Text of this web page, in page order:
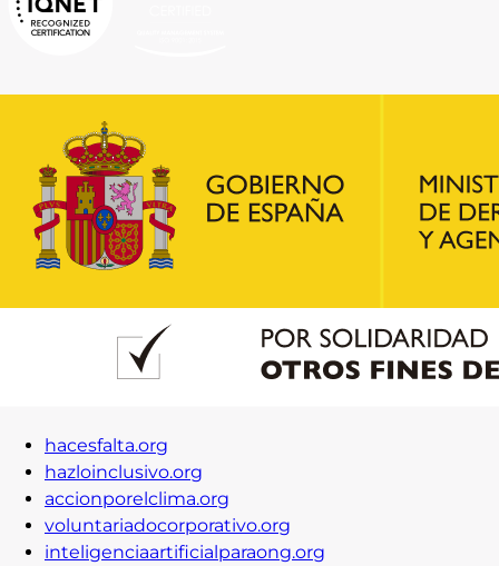
hacesfalta.org
hazloinclusivo.org
accionporelclima.org
voluntariadocorporativo.org
inteligenciaartificialparaong.org